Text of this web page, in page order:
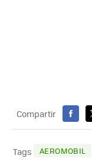
Compartir
Tags AEROMOBIL